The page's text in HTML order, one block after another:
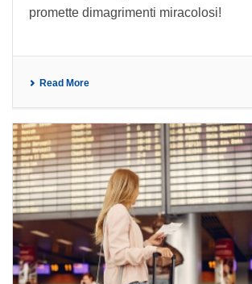
promette dimagrimenti miracolosi!
Read More